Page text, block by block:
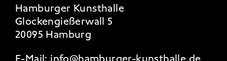
Hamburger Kunsthalle
Glockengießerwall 5
20095 Hamburg
E-Mail: info@hamburger-kunsthalle.de